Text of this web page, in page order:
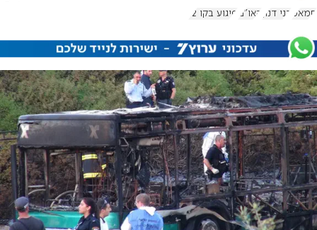
חמאס דני דנון האו"ם פיגוע בקו 12